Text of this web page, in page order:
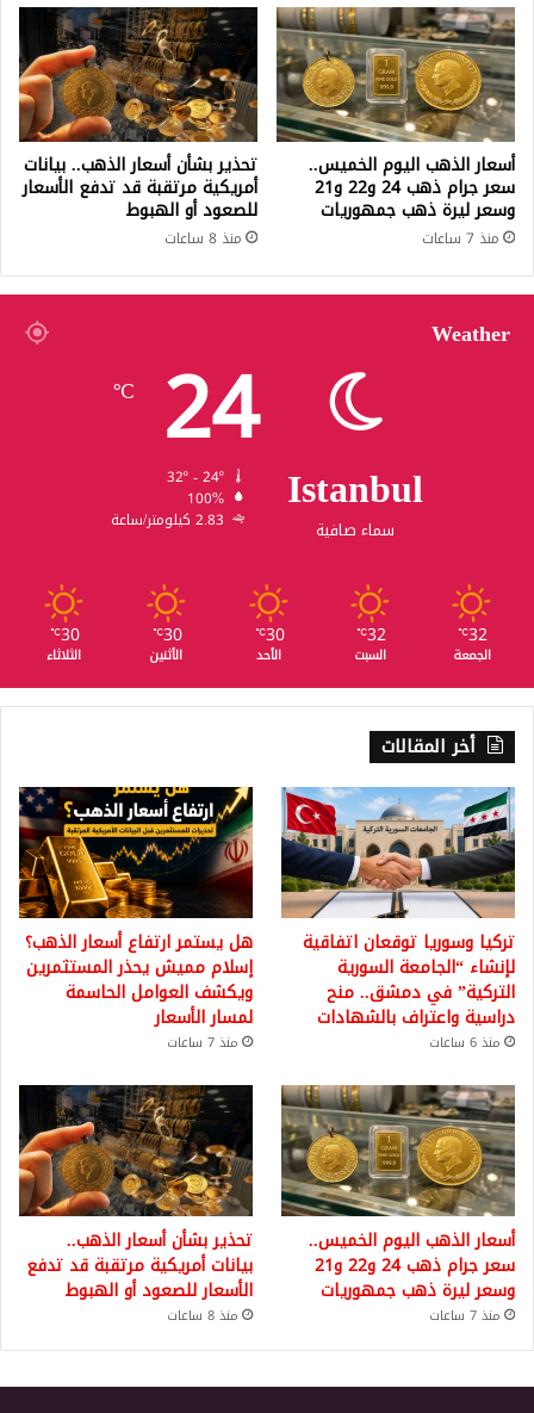
أسعار الذهب اليوم الخميس..
سعر جرام ذهب 24 و22 و21
وسعر ليرة ذهب جمهوريات
منذ 7 ساعات
تحذير بشأن أسعار الذهب.. بيانات
أمريكية مرتقبة قد تدفع الأسعار
للصعود أو الهبوط
منذ 8 ساعات
Weather
Istanbul
سماء صافية
24
℃
100%
2.83 كيلومتر/ساعة
32
℃
الجمعة
32
℃
السبت
30
℃
الأحد
30
℃
الأثنين
30
℃
الثلاثاء
أخر المقالات
تركيا وسوريا توقعان اتفاقية
لإنشاء “الجامعة السورية
التركية” في دمشق.. منح
دراسية واعتراف بالشهادات
منذ 6 ساعات
هل يستمر ارتفاع أسعار الذهب؟
إسلام مميش يحذر المستثمرين
ويكشف العوامل الحاسمة
لمسار الأسعار
منذ 7 ساعات
أسعار الذهب اليوم الخميس..
سعر جرام ذهب 24 و22 و21
وسعر ليرة ذهب جمهوريات
منذ 7 ساعات
تحذير بشأن أسعار الذهب..
بيانات أمريكية مرتقبة قد تدفع
الأسعار للصعود أو الهبوط
منذ 8 ساعات